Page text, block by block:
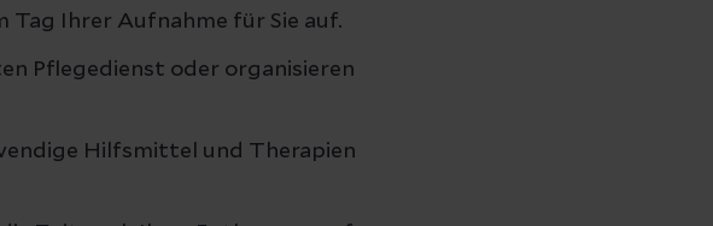
Tag Ihrer Aufnahme für Sie auf.
Pflegedienst oder organisieren
Hilfsmittel und Therapien